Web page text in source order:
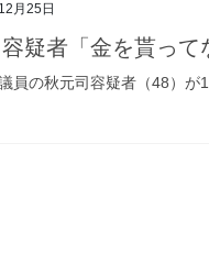
月25日
疑者「金を貰っ
員の秋元司容疑者（48）が